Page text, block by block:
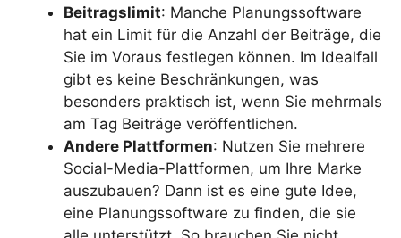
Beitragslimit: Manche Planungssoftware
hat ein Limit für die Anzahl der Beiträge, die
Sie im Voraus festlegen können. Im Idealfall
gibt es keine Beschränkungen, was
besonders praktisch ist, wenn Sie mehrmals
am Tag Beiträge veröffentlichen.
Andere Plattformen: Nutzen Sie mehrere
Social-Media-Plattformen, um Ihre Marke
auszubauen? Dann ist es eine gute Idee,
eine Planungssoftware zu finden, die sie